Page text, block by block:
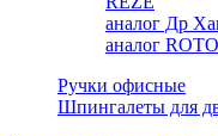
аналог Др
аналог ROTO
Ручки офисные
Шпингалеты для